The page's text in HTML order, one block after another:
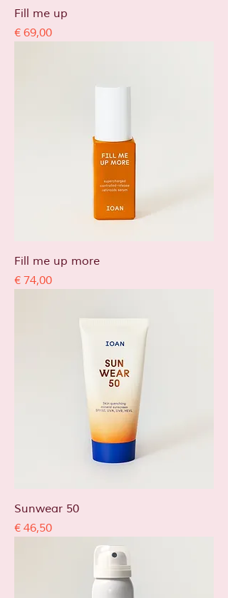
Fill me up
Prijs
€ 69,00
Fill me up more
Prijs
€ 74,00
Sunwear 50
Prijs
€ 46,50